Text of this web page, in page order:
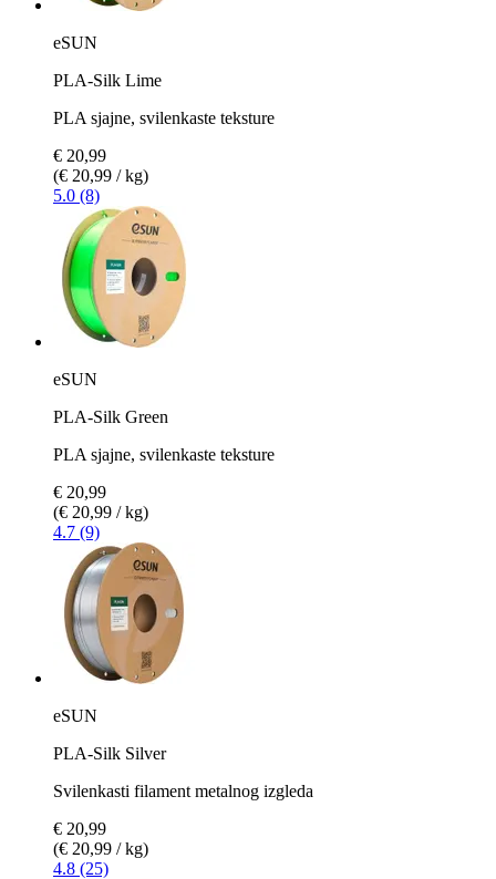
eSUN
PLA-Silk Lime
PLA sjajne, svilenkaste teksture
€ 20,99
(€ 20,99 / kg)
5.0 (8)
eSUN
PLA-Silk Green
PLA sjajne, svilenkaste teksture
€ 20,99
(€ 20,99 / kg)
4.7 (9)
eSUN
PLA-Silk Silver
Svilenkasti filament metalnog izgleda
€ 20,99
(€ 20,99 / kg)
4.8 (25)